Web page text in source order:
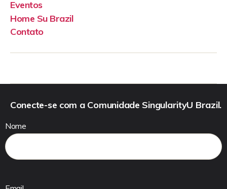
Eventos
Home Su Brazil
Contato
Conecte-se com a Comunidade SingularityU Brazil.
Nome